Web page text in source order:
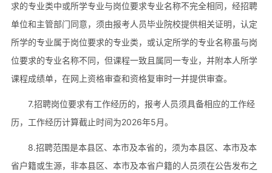
求的专业类中或所学专业与岗位要求专业名称不完全相同，经招聘
单位和主管部门同意，须由报考人员毕业院校提供相关证明，认定
所学的专业属于岗位要求的专业类，或认定所学的专业名称虽与岗
位要求的专业名称不同，但课程一致且属同一专业，并附本人所学
课程成绩单，在网上资格审查和资格复审时一并提供审查。
7.招聘岗位要求有工作经历的，报考人员须具备相应的工作经
历，工作经历计算截止时间为2026年5月。
8.招聘范围是本县区、本市及本省的，须为本县区、本市及本
省户籍或生源，非本县区、本市及本省户籍的人员须在公告发布之